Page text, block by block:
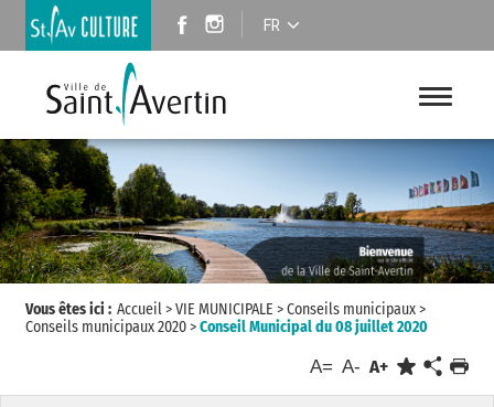
FR
Vous êtes ici : Accueil>VIE MUNICIPALE >Conseils municipaux>
Conseils municipaux 2020>Conseil Municipal du 08 juillet 2020
A= A- A+